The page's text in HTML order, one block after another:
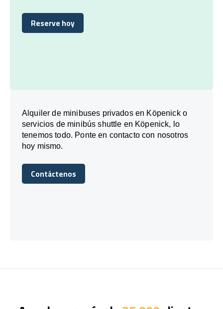
Reserve hoy
Reserve hoy
Alquiler de minibuses privados en Köpenick o
servicios de minibús shuttle en Köpenick, lo
tenemos todo. Ponte en contacto con nosotros
hoy mismo.
Contáctenos
Contáctenos